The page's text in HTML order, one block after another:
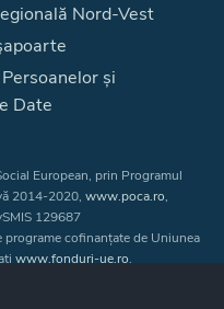
Nord-Vest
și
Date
European, prin Programul
2014-2020, www.poca.ro,
129687
cofinanțate de Uniunea
www.fonduri-ue.ro.
asupra